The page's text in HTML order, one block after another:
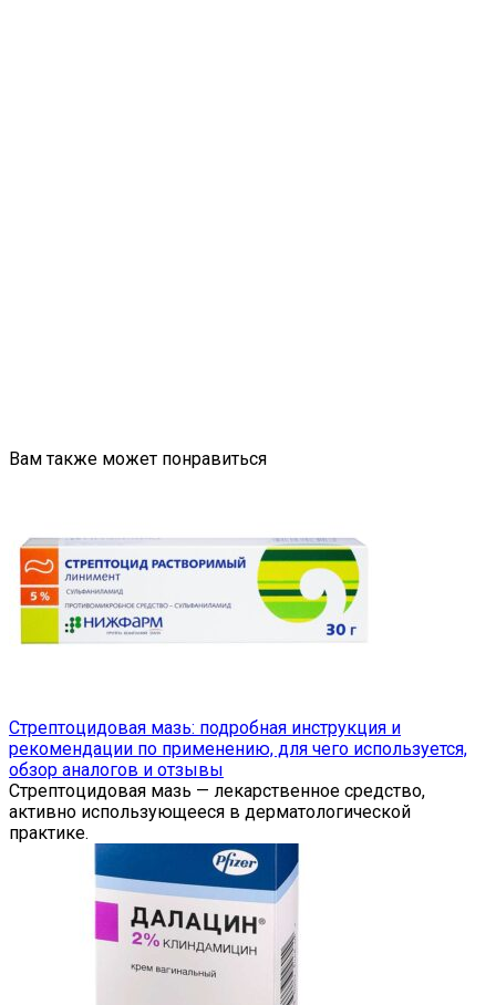
Вам также может понравиться
Стрептоцидовая мазь: подробная инструкция и
рекомендации по применению, для чего используется,
обзор аналогов и отзывы
Стрептоцидовая мазь — лекарственное средство,
активно использующееся в дерматологической
практике.